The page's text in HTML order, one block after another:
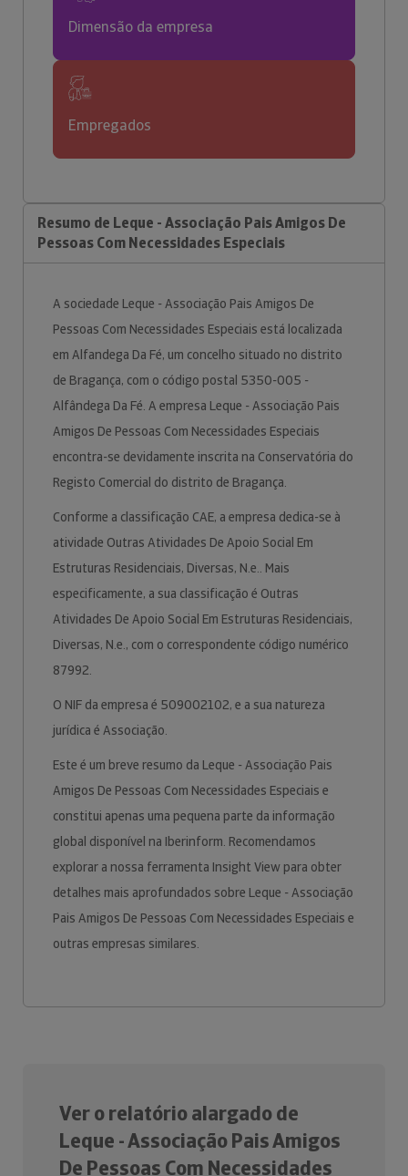
Dimensão da empresa
Empregados
Resumo de Leque - Associação Pais Amigos De
Pessoas Com Necessidades Especiais
A sociedade Leque - Associação Pais Amigos De
Pessoas Com Necessidades Especiais está localizada
em Alfandega Da Fé, um concelho situado no distrito
de Bragança, com o código postal 5350-005 -
Alfândega Da Fé. A empresa Leque - Associação Pais
Amigos De Pessoas Com Necessidades Especiais
encontra-se devidamente inscrita na Conservatória do
Registo Comercial do distrito de Bragança.
Conforme a classificação CAE, a empresa dedica-se à
atividade Outras Atividades De Apoio Social Em
Estruturas Residenciais, Diversas, N.e.. Mais
especificamente, a sua classificação é Outras
Atividades De Apoio Social Em Estruturas Residenciais,
Diversas, N.e., com o correspondente código numérico
87992.
O NIF da empresa é 509002102, e a sua natureza
jurídica é Associação.
Este é um breve resumo da Leque - Associação Pais
Amigos De Pessoas Com Necessidades Especiais e
constitui apenas uma pequena parte da informação
global disponível na Iberinform. Recomendamos
explorar a nossa ferramenta Insight View para obter
detalhes mais aprofundados sobre Leque - Associação
Pais Amigos De Pessoas Com Necessidades Especiais e
outras empresas similares.
Ver o relatório alargado de
Leque - Associação Pais Amigos
De Pessoas Com Necessidades